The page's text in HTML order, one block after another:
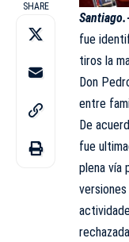
SHARE
fue
tiros la
Don
entre
De
fue
plena vía